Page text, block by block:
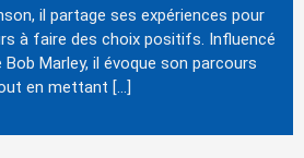
il partage ses expériences pour
à faire des choix positifs. Influencé
Marley, il évoque son parcours
en mettant […]